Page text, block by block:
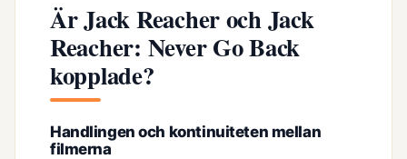
Är Jack Reacher och Jack
Reacher: Never Go Back
kopplade?
Handlingen och kontinuiteten mellan
filmerna